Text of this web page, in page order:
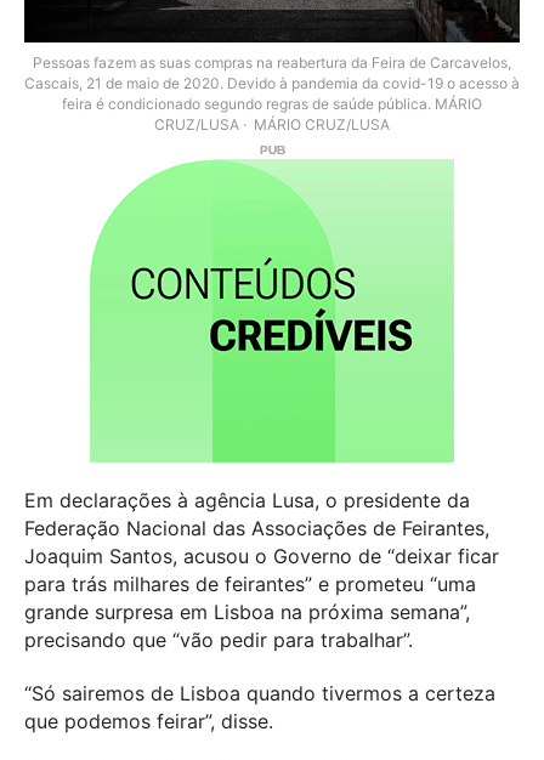
Pessoas fazem as suas compras na reabertura da Feira de Carcavelos,
Cascais, 21 de maio de 2020. Devido à pandemia da covid-19 o acesso à
feira é condicionado segundo regras de saúde pública. MÁRIO
CRUZ/LUSA
MÁRIO CRUZ/LUSA
Em declarações à agência Lusa, o presidente da
Federação Nacional das Associações de Feirantes,
Joaquim Santos, acusou o Governo de “deixar ficar
para trás milhares de feirantes” e prometeu “uma
grande surpresa em Lisboa na próxima semana”,
precisando que “vão pedir para trabalhar”.
“Só sairemos de Lisboa quando tivermos a certeza
que podemos feirar”, disse.